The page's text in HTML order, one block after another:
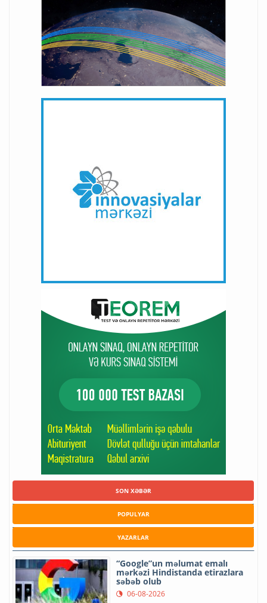
SON XƏBƏR
POPULYAR
YAZARLAR
“Google”un məlumat emalı
mərkəzi Hindistanda etirazlara
səbəb olub
06-08-2026